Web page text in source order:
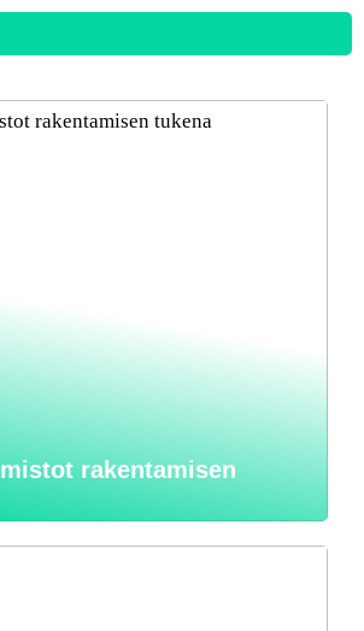
rakentamisen